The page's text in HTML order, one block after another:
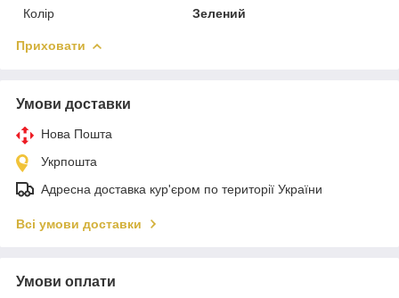
Колір
Зелений
Приховати
Умови доставки
Нова Пошта
Укрпошта
Адресна доставка кур'єром по території України
Всі умови доставки
Умови оплати